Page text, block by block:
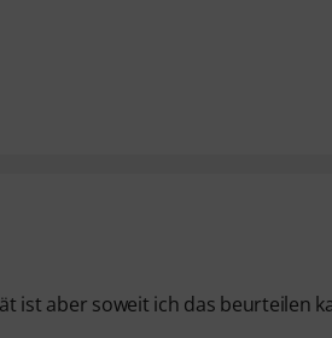
ist aber soweit ich das beurteilen